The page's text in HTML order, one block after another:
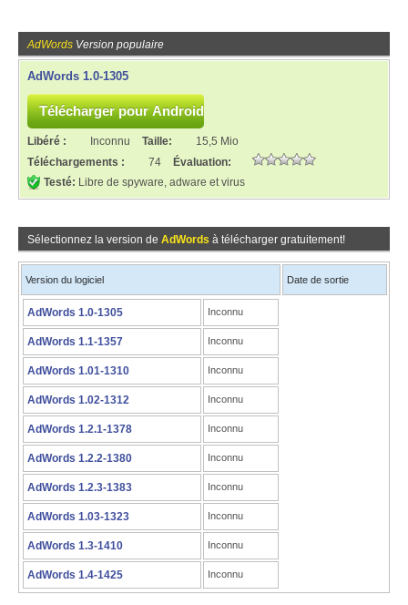
AdWords Version populaire
AdWords 1.0-1305
Libéré : Inconnu Taille:
15,5 Mio
Téléchargements :
74
Évaluation:
Testé: Libre de spyware, adware et virus
Sélectionnez la version de AdWords à télécharger gratuitement!
Version du logiciel Date de sortie
AdWords 1.0-1305 Inconnu
AdWords 1.1-1357 Inconnu
AdWords 1.01-1310 Inconnu
AdWords 1.02-1312 Inconnu
AdWords 1.2.1-1378 Inconnu
AdWords 1.2.2-1380 Inconnu
AdWords 1.2.3-1383 Inconnu
AdWords 1.03-1323 Inconnu
AdWords 1.3-1410 Inconnu
AdWords 1.4-1425 Inconnu